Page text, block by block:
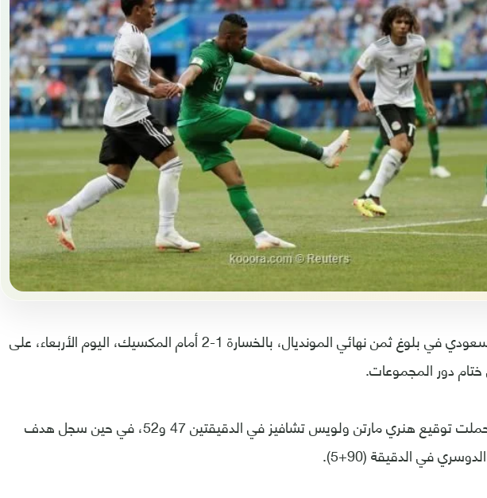
فشل المنتخب السعودي في بلوغ ثمن نهائي المونديال، بالخسارة 1-2 أمام المكسيك، اليوم الأربعاء، على
دور المجموعات.
ثنائية المكسيك حملت توقيع هنري مارتن ولويس تشافيز في الدقيقتين 47 و52، في حين سجل هدف
في الدقيقة (90+5).